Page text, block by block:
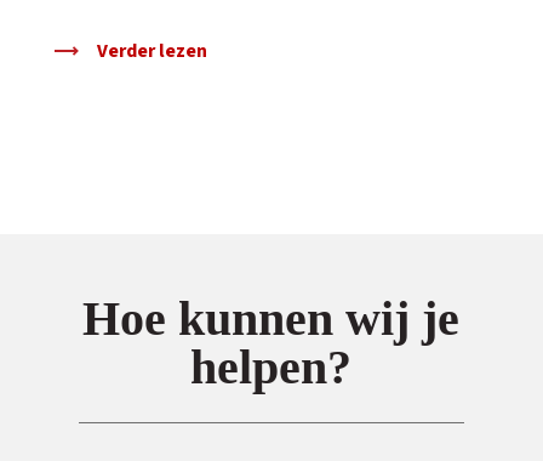
Verder lezen
Hoe kunnen wij je
helpen?